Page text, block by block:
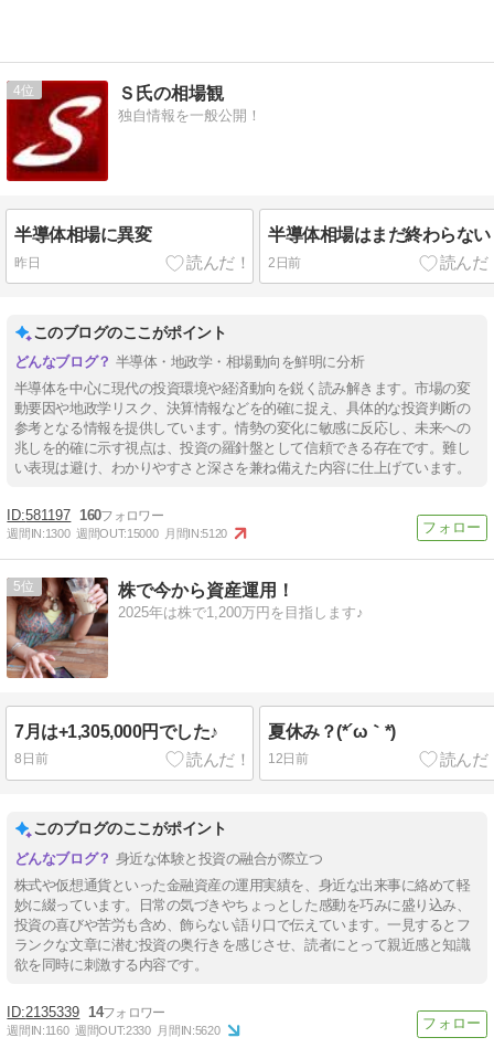
4 Ｓ氏の相場観
独自情報を一般公開！
半導体相場に異変
昨日
半導体相場はまだ終わらない
2日前
このブログのここがポイント
半導体・地政学・相場動向を鮮明に分析
半導体を中心に現代の投資環境や経済動向を鋭く読み解きます。市場の変
動要因や地政学リスク、決算情報などを的確に捉え、具体的な投資判断の
参考となる情報を提供しています。情勢の変化に敏感に反応し、未来への
兆しを的確に示す視点は、投資の羅針盤として信頼できる存在です。難し
い表現は避け、わかりやすさと深さを兼ね備えた内容に仕上げています。
581197 160
週間IN:1300 週間OUT:15000 月間IN:5120
5 株で今から資産運用！
2025年は株で1,200万円を目指します♪
7月は+1,305,000円でした♪
8日前
夏休み？(*´ω｀*)
12日前
このブログのここがポイント
身近な体験と投資の融合が際立つ
株式や仮想通貨といった金融資産の運用実績を、身近な出来事に絡めて軽
妙に綴っています。日常の気づきやちょっとした感動を巧みに盛り込み、
投資の喜びや苦労も含め、飾らない語り口で伝えています。一見するとフ
ランクな文章に潜む投資の奥行きを感じさせ、読者にとって親近感と知識
欲を同時に刺激する内容です。
2135339 14
週間IN:1160 週間OUT:2330 月間IN:5620